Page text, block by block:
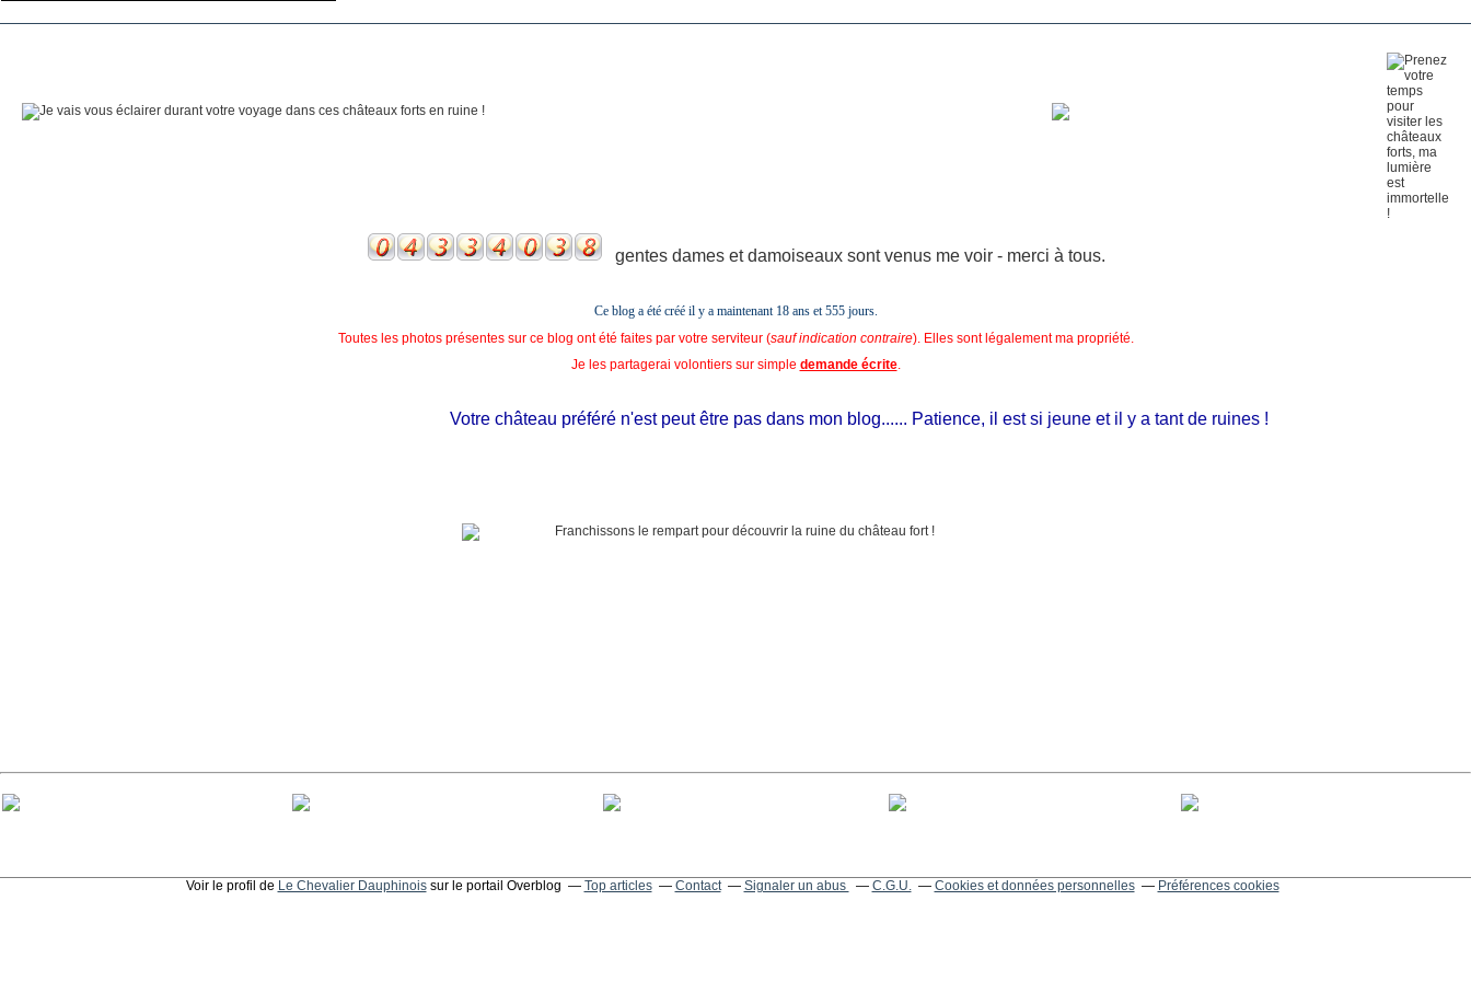
gentes dames et damoiseaux sont venus me voir - merci à tous.
Ce blog a été créé il y a maintenant 18 ans et555 jours.
Toutes les photos présentes sur ce blog ont été faites par votre serviteur (sauf indication contraire). Elles sont légalement ma propriété.
Je les partagerai volontiers sur simple demande écrite.
Votre château préféré n'est peut être pas dans mon blog...... Patience, il est si jeune et il y a tant de ruines !
Voir le profil de Le Chevalier Dauphinoissur le portail Overblog Top articles Contact Signaler un abus C.G.U. Cookies et données personnelles Préférences cookies